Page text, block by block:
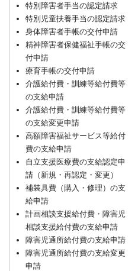
特別障害者手当の認定請求
特別児童扶養手当の認定請求
身体障害者手帳の交付申請
精神障害者保健福祉手帳の交
付申請
療育手帳の交付申請
介護給付費・訓練等給付費等
の支給申請
介護給付費・訓練等給付費等
の支給変更申請
高額障害福祉サービス等給付
費の支給申請
自立支援医療費の支給認定申
請（新規・再認定・変更）
補装具費（購入・修理）の支
給申請
計画相談支援給付費・障害児
相談支援給付費の支給申請
障害児通所給付費の支給申請
障害児通所給付費の支給変更
申請